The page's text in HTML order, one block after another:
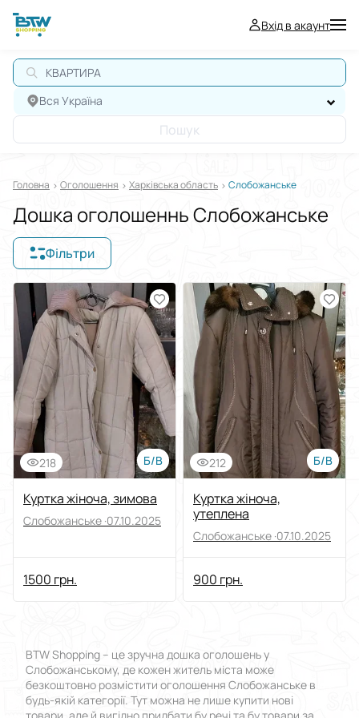
Вхід в акаунт
КВАРТИРА
Вся Україна
Пошук
Головна Оголошення Харківська область Слобожанське
Дошка оголошеннь Слобожанське
Фільтри
Відображати в $€₴
Сортувати за
Виберіть групу категорій
Ціна
Від До
Стан
Застосувати
Скинути все
218 Б/В
Куртка жіноча, зимова
Слобожанське ·07.10.2025
1500 грн.
212 Б/В
Куртка жіноча,
утеплена
Слобожанське ·07.10.2025
900 грн.
BTW Shopping – це зручна дошка оголошень у
Слобожанському, де кожен житель міста може
безкоштовно розмістити оголошення Слобожанське в
будь-якій категорії. Тут можна не лише купити нові